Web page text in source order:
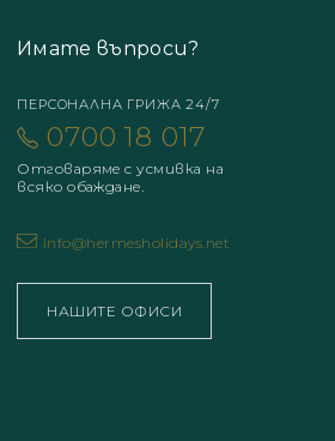
Имате въпроси?
ПЕРСОНАЛНА ГРИЖА 24/7
0700 18 017
Отговаряме с усмивка на
всяко обаждане.
info@hermesholidays.net
НАШИТЕ ОФИСИ